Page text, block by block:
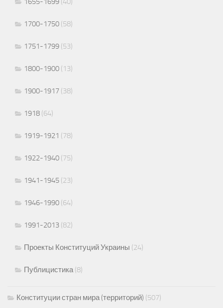
1700-1750 (58)
1751-1799 (53)
1800-1900 (13)
1900-1917 (38)
1918 (64)
1919-1921 (78)
1922-1940 (75)
1941-1945 (23)
1946-1990 (64)
1991-2013 (82)
Проекты Конституций Украины (24)
Публицистика(8)
Конституции стран мира (территорий) (507)